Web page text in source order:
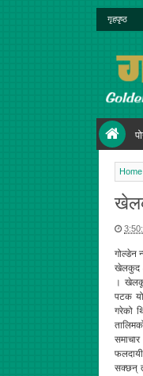
गृहपृष्ठ
Home
गोल्डेन
खेलकुद
।
पटक
गरेको
सक्छन्